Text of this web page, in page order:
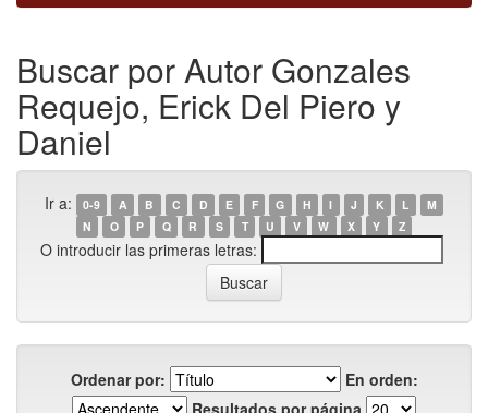
Buscar por Autor Gonzales
Requejo, Erick Del Piero y
Daniel
Ir a: 0-9 A B C D E F G H I J K L
M
N
O P Q R S T U V W X Y Z
O introducir las primeras letras:
Ordenar por:
En orden:
Resultados por página